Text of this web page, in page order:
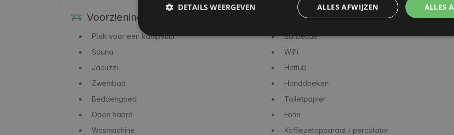
Voorzieningen
Plek voor een kampvuur
Barbecue
Sauna
WiFi
Jacuzzi
Hottub
Zwembad
Handdoeken
Beddengoed
Toiletpapier
Open haard
Föhn
Wasmachine
Koffiezetapparaat / percolator
ALLES
ALLES AFWIJZEN
DETAILS WEERGEVEN